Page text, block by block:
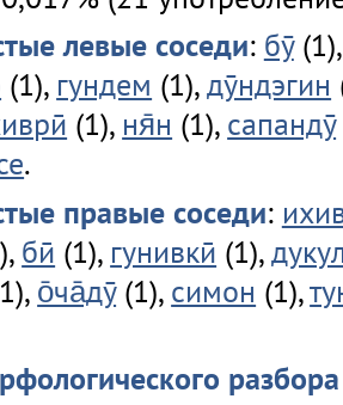
левые соседи: бӯ
(1), гундем (1),дӯндэгин
(1), ня̄н (1), сапандӯ
.
правые соседи:
бӣ (1), гунивкӣ (1),
о̄ча̄дӯ(1), симон (1),
разбора